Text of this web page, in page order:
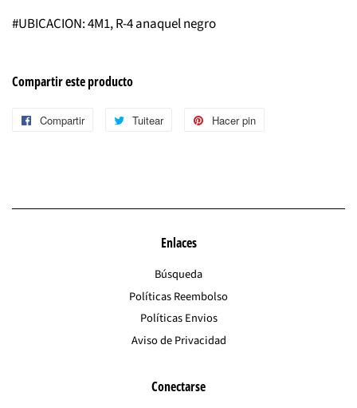
#UBICACION: 4M1, R-4 anaquel negro
Compartir este producto
Compartir
CompartirTuitear
Tuitear
Hacer pin
Enlaces
Búsqueda
Políticas Reembolso
Políticas Envios
Aviso de Privacidad
Conectarse